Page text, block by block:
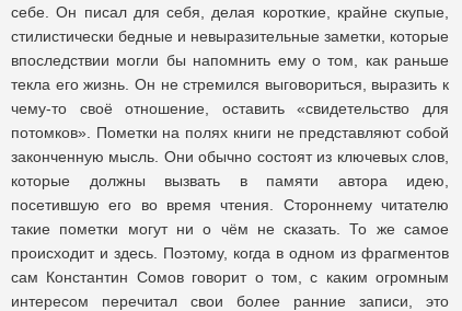
себе. Он писал для себя, делая короткие, крайне скупые,
стилистически бедные и невыразительные заметки, которые
впоследствии могли бы напомнить ему о том, как раньше
текла его жизнь. Он не стремился выговориться, выразить к
чему-то своё отношение, оставить «свидетельство для
потомков». Пометки на полях книги не представляют собой
законченную мысль. Они обычно состоят из ключевых слов,
которые должны вызвать в памяти автора идею,
посетившую его во время чтения. Стороннему читателю
такие пометки могут ни о чём не сказать. То же самое
происходит и здесь. Поэтому, когда в одном из фрагментов
сам Константин Сомов говорит о том, с каким огромным
интересом перечитал свои более ранние записи, это